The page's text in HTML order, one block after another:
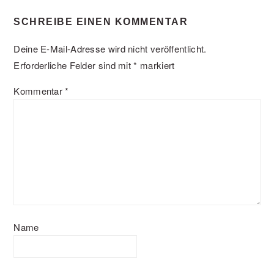
INTERACTIONS
SCHREIBE EINEN KOMMENTAR
Deine E-Mail-Adresse wird nicht veröffentlicht.
Erforderliche Felder sind mit* markiert
Kommentar*
Name